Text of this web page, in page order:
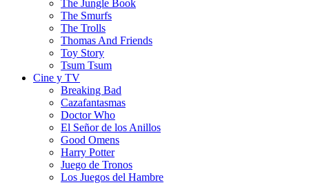
The Jungle Book
The Smurfs
The Trolls
Thomas And Friends
Toy Story
Tsum Tsum
Cine y TV
Breaking Bad
Cazafantasmas
Doctor Who
El Señor de los Anillos
Good Omens
Harry Potter
Juego de Tronos
Los Juegos del Hambre